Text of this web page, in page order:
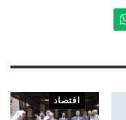
اقتصاد